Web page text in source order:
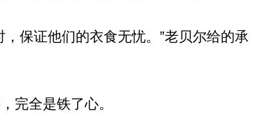
保证他们的衣食无忧。”老贝尔给的承
完全是铁了心。